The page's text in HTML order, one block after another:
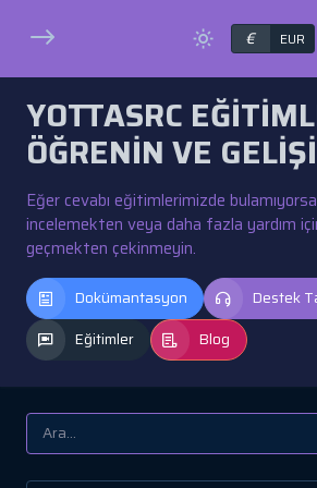
€ EUR
YOTTASRC
ÖĞRENIN VE
Eğer cevabı eğitimlerimizde
incelemekten veya daha fazla yardım
geçmekten çekinmeyin.
Dokümantasyon
Destek
Eğitimler
Blog